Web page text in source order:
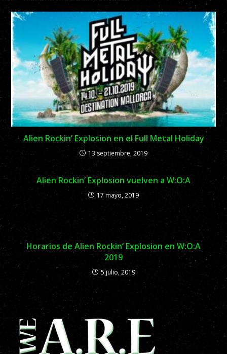
Alien Rockin’ Explosion en el Full Metal Holiday
13 septiembre, 2019
Alien Rockin’ Explosion vuelven a W:O:A
17 mayo, 2019
Horarios de Alien Rockin’ Explosion en W:O:A
2019
5 julio, 2019